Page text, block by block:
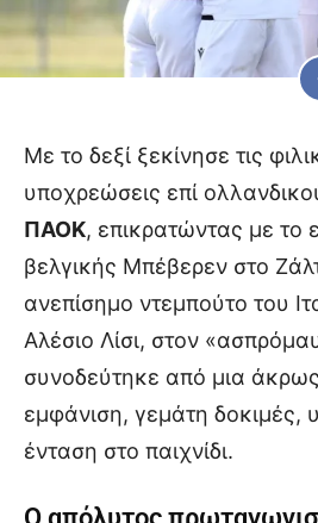
Με το δεξί ξεκίνησε τις
υποχρεώσεις επί
ΠΑΟΚ, επικρατώντας με το
βελγικής Μπέβερεν στο
ανεπίσημο ντεμπούτο του
Αλέσιο Λίσι, στον
συνοδεύτηκε από μια
εμφάνιση, γεμάτη δοκιμές,
ένταση στο παιχνίδι.